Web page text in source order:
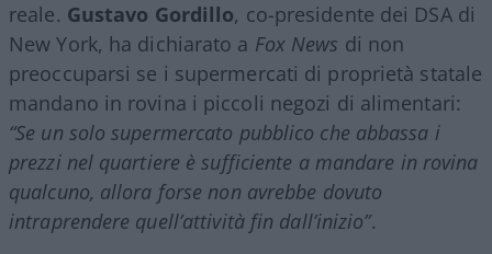
reale. Gustavo Gordillo, co-presidente dei DSA di
New York, ha dichiarato a Fox News di non
preoccuparsi se i supermercati di proprietà statale
mandano in rovina i piccoli negozi di alimentari:
“Se un solo supermercato pubblico che abbassa i
prezzi nel quartiere è sufficiente a mandare in rovina
qualcuno, allora forse non avrebbe dovuto
intraprendere quell’attività fin dall’inizio”.